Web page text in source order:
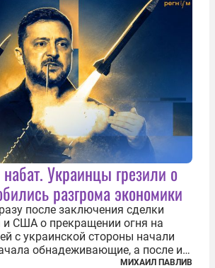
Украинцы грезили о
разгрома экономики
после заключения сделки
США о прекращении огня на
с украинской стороны начали
обнадеживающие, а после и
заявления про некий «перелом»
МИХАИЛ ПАВЛИВ